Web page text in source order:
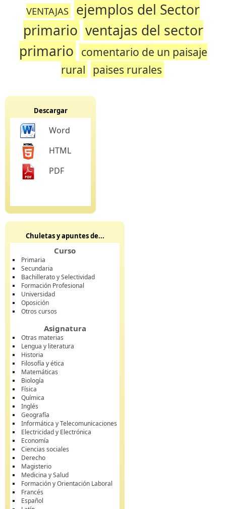
VENTAJAS
ejemplos del Sector
primario ventajas del sector
primario comentario de un paisaje
rural paises rurales
Descargar
Word
HTML
PDF
Chuletas y apuntes de...
Curso
Primaria
Secundaria
Bachillerato y Selectividad
Formación Profesional
Universidad
Oposición
Otros cursos
Asignatura
Otras materias
Lengua y literatura
Historia
Filosofía y ética
Matemáticas
Biología
Física
Química
Inglés
Geografía
Informática y Telecomunicaciones
Electricidad y Electrónica
Economía
Ciencias sociales
Derecho
Magisterio
Medicina y Salud
Formación y Orientación Laboral
Francés
Español